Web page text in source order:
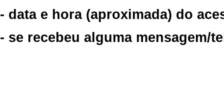
- data e hora (aproximada) do
- se recebeu alguma mensagem/